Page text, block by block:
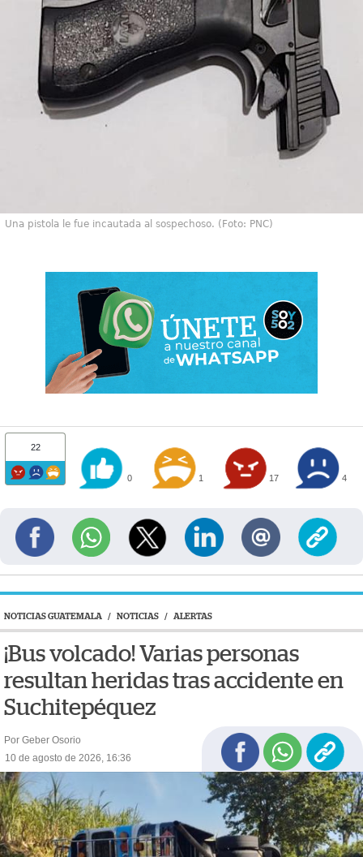
Una pistola le fue incautada al sospechoso. (Foto: PNC)
22
0 1 17 4
NOTICIAS GUATEMALA / NOTICIAS / ALERTAS
¡Bus volcado! Varias personas
resultan heridas tras accidente en
Suchitepéquez
Por Geber Osorio
10 de agosto de 2026, 16:36